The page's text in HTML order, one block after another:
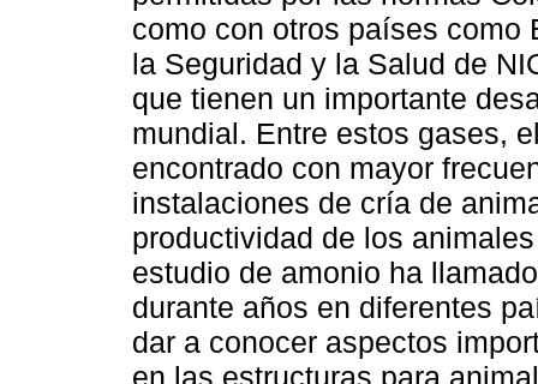
como con otros países como
la Seguridad y la Salud de
que tienen un importante
mundial. Entre estos gases,
encontrado con mayor
instalaciones de cría de
productividad de los
estudio de amonio ha
durante años en diferentes
dar a conocer aspectos
en las estructuras para